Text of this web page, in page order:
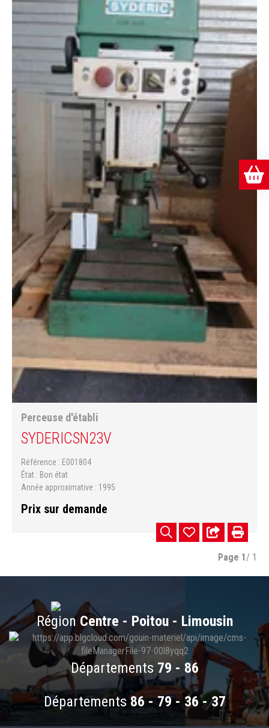
Perceuse d'établi
SYDERICSN23V
Référence
E001804
État
Bon état
Année approximative
1995
Prix sur demande
Page 1 / 1
Région Centre - Poitou - Limousin
Départements79 - 86
Départements86 - 79 - 36 - 37